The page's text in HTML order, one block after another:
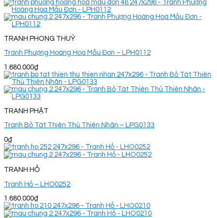
TRANH PHONG THUỶ
Tranh Phượng Hoàng Hoa Mẫu Đơn – LPH0112
1.680.000₫
TRANH PHẬT
Tranh Bồ Tát Thiên Thủ Thiên Nhãn – LPG0133
0₫
TRANH HỔ
Tranh Hổ – LHO0252
1.680.000₫